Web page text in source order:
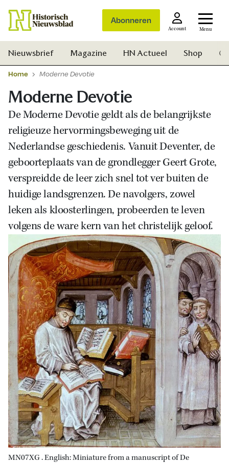
Abonneren
Account Menu
Zoek
Nieuwsbrief Magazine HN Actueel Shop
Home Moderne Devotie
Moderne Devotie
De Moderne Devotie geldt als de belangrijkste
religieuze hervormingsbeweging uit de
Nederlandse geschiedenis. Vanuit Deventer, de
geboorteplaats van de grondlegger Geert Grote,
verspreidde de leer zich snel tot ver buiten de
huidige landsgrenzen. De navolgers, zowel
leken als kloosterlingen, probeerden te leven
volgens de ware kern van het christelijk geloof.
MN07XG . English: Miniature from a manuscript of De